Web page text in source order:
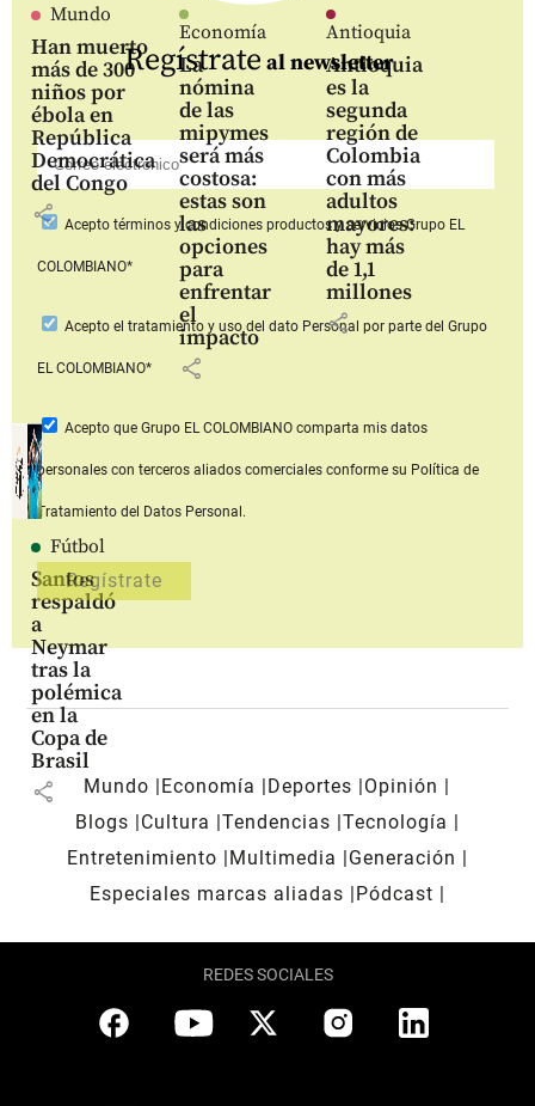
Mundo
Han muerto
más de 300
niños por
ébola en
República
Democrática
del Congo
share
Economía
La
nómina
de las
mipymes
será más
costosa:
estas son
las
opciones
para
enfrentar
el
impacto
share
Antioquia
Antioquia
es la
segunda
región de
Colombia
con más
adultos
mayores:
hay más
de 1,1
millones
share
Fútbol
Santos
respaldó
a
Neymar
tras la
polémica
en la
Copa de
Brasil
share
Regístrate al newsletter
Aceptotérminos y condiciones productos y serviciosGrupo EL
COLOMBIANO*
Acepto el tratamiento y uso del dato Personal por parte del Grupo
EL COLOMBIANO*
Acepto que Grupo EL COLOMBIANOcomparta mis datos
personales con terceros aliados comerciales conforme su Política de
Tratamiento del Datos Personal.
Mundo Economía Deportes
Opinión
Blogs
Cultura Tendencias Tecnología
Entretenimiento
Multimedia
Generación
Especiales marcas aliadas
Pódcast
REDES SOCIALES